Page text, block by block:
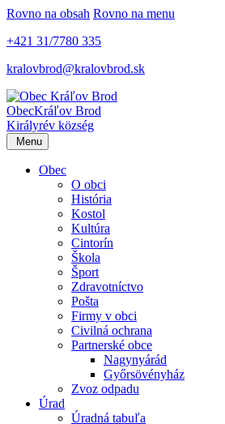
Rovno na obsah Rovno na menu
+421 31/7780 335
kralovbrod@kralovbrod.sk
ObecKráľov Brod
Királyrév község
Menu
Obec
O obci
História
Kostol
Kultúra
Cintorín
Škola
Šport
Zdravotníctvo
Pošta
Firmy v obci
Civilná ochrana
Partnerské obce
Nagynyárád
Győrsövényház
Zvoz odpadu
Úrad
Úradná tabuľa